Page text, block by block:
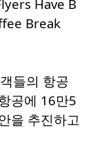
들의 항공
공에 16만5
을 추진하고